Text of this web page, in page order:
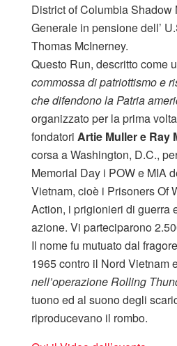
District of Columbia Shadow
Generale in pensione dell’
Thomas McInerney.
Questo Run, descritto come
commossa di patriottismo e
che difendono la Patria
organizzato per la prima
fondatori Artie Muller e Ray
corsa a Washington, D.C.,
Memorial Day i POW e MIA
Vietnam, cioè i Prisoners Of
Action, i prigionieri di guerra
azione. Vi parteciparono
Il nome fu mutuato dal
1965 contro il Nord Vietnam
nell’operazione Rolling
tuono ed al suono degli
riproducevano il rombo.